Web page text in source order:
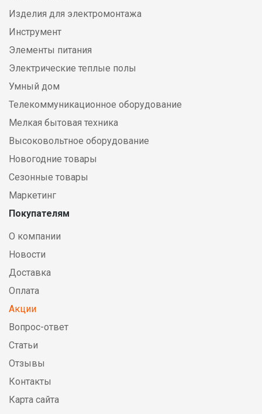
Изделия для электромонтажа
Инструмент
Элементы питания
Электрические теплые полы
Умный дом
Телекоммуникационное оборудование
Мелкая бытовая техника
Высоковольтное оборудование
Новогодние товары
Сезонные товары
Маркетинг
Покупателям
О компании
Новости
Доставка
Оплата
Акции
Вопрос-ответ
Статьи
Отзывы
Контакты
Карта сайта